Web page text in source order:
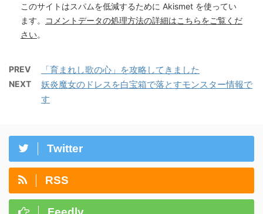
このサイトはスパムを低減するために Akismet を使ってい
ます。
コメントデータの処理方法の詳細はこちらをご覧くだ
さい。
PREV 「育まれし歌の心」を攻略してきました
NEXT
妖炎魔女のドレスを白宝箱で落とすモンスター情報で
す
Twitter
RSS